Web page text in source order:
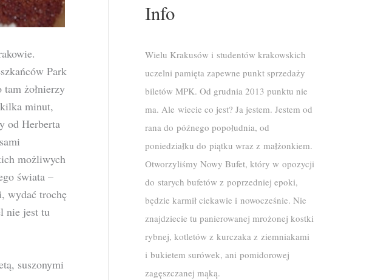
Park
żołnierzy
minut,
od Herberta
możliwych
świata –
wydać trochę
nie jest tu
suszonymi
Info
Wielu Krakusów i studentów krakowskich
uczelni pamięta zapewne punkt sprzedaży
biletów MPK. Od grudnia 2013 punktu nie
ma. Ale wiecie co jest? Ja jestem. Jestem od
rana do późnego popołudnia, od
poniedziałku do piątku wraz z małżonkiem.
Otworzyliśmy Nowy Bufet, który w opozycji
do starych bufetów z poprzedniej epoki,
będzie karmił ciekawie i nowocześnie. Nie
znajdziecie tu panierowanej mrożonej kostki
rybnej, kotletów z kurczaka z ziemniakami
i bukietem surówek, ani pomidorowej
zagęszczanej mąką.